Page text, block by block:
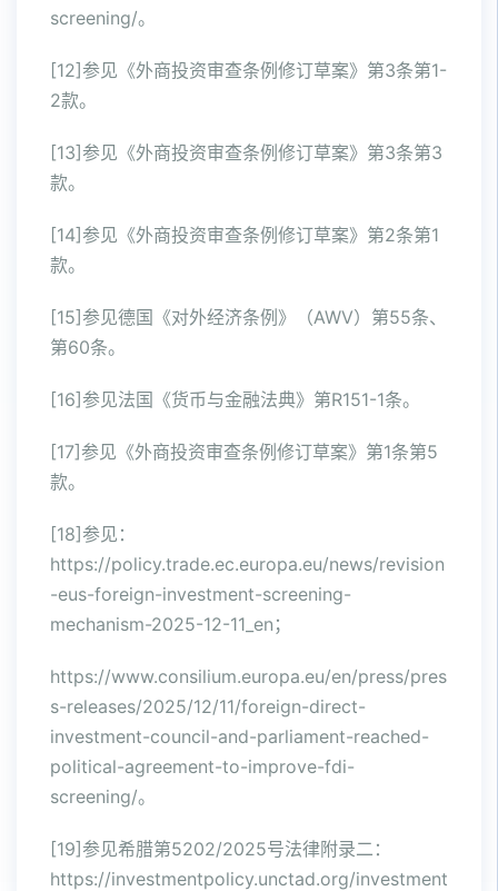
screening/。
[12]参见《外商投资审查条例修订草案》第3条第1-
2款。
[13]参见《外商投资审查条例修订草案》第3条第3
款。
[14]参见《外商投资审查条例修订草案》第2条第1
款。
[15]参见德国《对外经济条例》（AWV）第55条、
第60条。
[16]参见法国《货币与金融法典》第R151-1条。
[17]参见《外商投资审查条例修订草案》第1条第5
款。
[18]参见：
https://policy.trade.ec.europa.eu/news/revision
-eus-foreign-investment-screening-
mechanism-2025-12-11_en；
https://www.consilium.europa.eu/en/press/pres
s-releases/2025/12/11/foreign-direct-
investment-council-and-parliament-reached-
political-agreement-to-improve-fdi-
screening/。
[19]参见希腊第5202/2025号法律附录二：
https://investmentpolicy.unctad.org/investment